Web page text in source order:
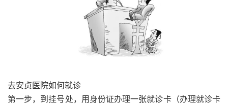
去安贞医院如何就诊
第一步，到挂号处，用身份证办理一张就诊卡（办理就诊卡